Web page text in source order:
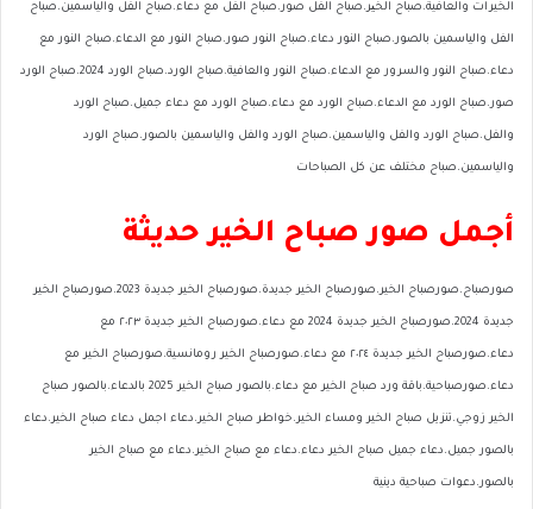
الخيرات والعافية.صباح الخیر.صباح الفل صور.صباح الفل مع دعاء.صباح الفل والياسمين.صباح
الفل والياسمين بالصور.صباح النور دعاء.صباح النور صور.صباح النور مع الدعاء.صباح النور مع
دعاء.صباح النور والسرور مع الدعاء.صباح النور والعافية.صباح الورد.صباح الورد 2024.صباح الورد
صور.صباح الورد مع الدعاء.صباح الورد مع دعاء.صباح الورد مع دعاء جميل.صباح الورد
والفل.صباح الورد والفل والياسمين.صباح الورد والفل والياسمين بالصور.صباح الورد
والياسمين.صباح مختلف عن كل الصباحات
أجمل صور صباح الخير حديثة
صورصباح.صورصباح الخير.صورصباح الخير جديدة.صورصباح الخير جديدة 2023.صورصباح الخير
جديدة 2024.صورصباح الخير جديدة 2024 مع دعاء.صورصباح الخير جديدة ٢٠٢٣ مع
دعاء.صورصباح الخير جديدة ٢٠٢٤ مع دعاء.صورصباح الخير رومانسية.صورصباح الخير مع
دعاء.صورصباحية.باقة ورد صباح الخير مع دعاء.بالصور صباح الخير 2025 بالدعاء.بالصور صباح
الخير زوجي.تنزيل صباح الخير ومساء الخير.خواطر صباح الخير.دعاء اجمل دعاء صباح الخير.دعاء
بالصور جميل.دعاء جميل صباح الخير دعاء.دعاء مع صباح الخير.دعاء مع صباح الخير
بالصور.دعوات صباحية دينية